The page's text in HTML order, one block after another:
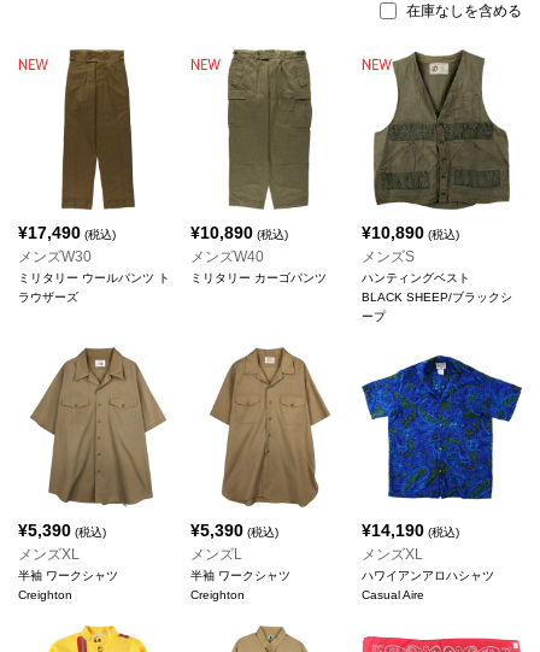
在庫なしを含める
¥17,490 (税込)
メンズW30
ミリタリー ウールパンツ ト
ラウザーズ
¥10,890(税込)
メンズW40
ミリタリー カーゴパンツ
¥10,890 (税込)
メンズS
ハンティングベスト
BLACK SHEEP/ブラックシ
ープ
¥5,390 (税込)
メンズXL
半袖 ワークシャツ
Creighton
¥5,390(税込)
メンズL
半袖 ワークシャツ
Creighton
¥14,190 (税込)
メンズXL
ハワイアンアロハシャツ
Casual Aire